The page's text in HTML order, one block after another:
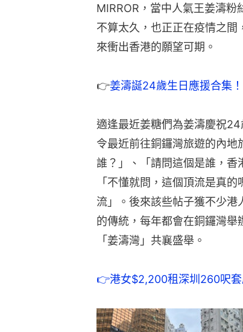
MIRROR，當中人氣王姜濤粉
不算太久，也正正在疫情之
來衝出香港的願望可期。
👉姜濤誕24歲生日應援合集
適逢最近姜糖們為姜濤慶祝
令最近前往銅鑼灣旅遊的內
誰？」、「請問這個是誰，香
「不懂就問，這個頂流是真
流」。後來該些帖子獲不少港
的傳統，每年都會在銅鑼灣
「姜濤灣」共襄盛舉。
👉港女$2,200租深圳260呎